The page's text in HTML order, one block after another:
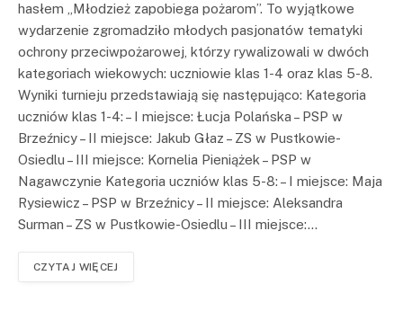
hasłem „Młodzież zapobiega pożarom”. To wyjątkowe
wydarzenie zgromadziło młodych pasjonatów tematyki
ochrony przeciwpożarowej, którzy rywalizowali w dwóch
kategoriach wiekowych: uczniowie klas 1-4 oraz klas 5-8.
Wyniki turnieju przedstawiają się następująco: Kategoria
uczniów klas 1-4: – I miejsce: Łucja Polańska – PSP w
Brzeźnicy – II miejsce: Jakub Głaz – ZS w Pustkowie-
Osiedlu – III miejsce: Kornelia Pieniążek – PSP w
Nagawczynie Kategoria uczniów klas 5-8: – I miejsce: Maja
Rysiewicz – PSP w Brzeźnicy – II miejsce: Aleksandra
Surman – ZS w Pustkowie-Osiedlu – III miejsce:…
CZYTAJ WIĘCEJ